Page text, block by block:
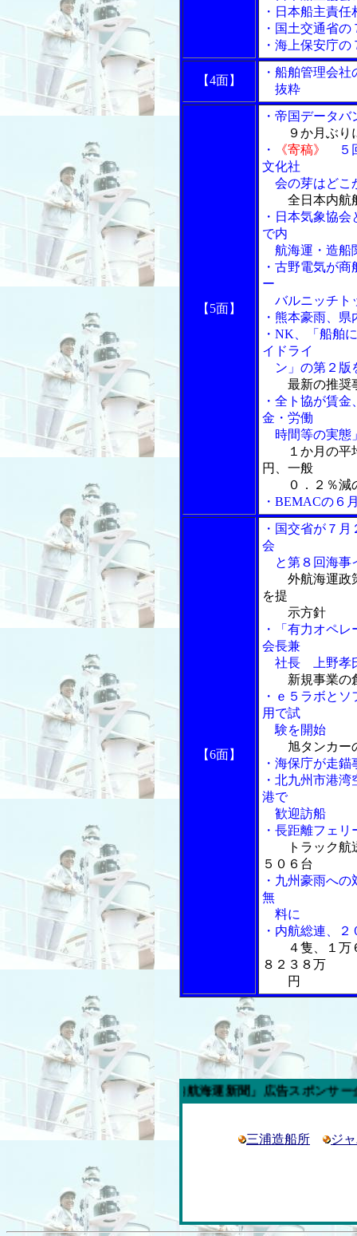
・日本船主責
・国土交通省
・海上保安庁
【4面】
・船舶管理会
抜粋
【5面】
・帝国データ
９か月ぶ
・
《寄稿》
５
文化社
会の芽はどこ
全日本内
・日本気象協
で内
航海運・造船
・古野電気が
ー
バルニッチト
・熊本豪雨、
・NK、「船舶
イドライ
ン」の第２版
最新の推奨事
・全ト協が賃
金・労働
時間等の実態
１か月の
円、一般
０．２％減
・BEMACの６
【6面】
・国交省が７
会
と第８回海事
外航海運政
を提
示方針
・「有力オペ
会長兼
社長 上野孝
新規事業の
・ｅ５ラボと
用で試
験を開始
旭タンカー
・海保庁が走
・北九州市港
港で
歓迎訪船
・長距離フェ
トラック
５０６台
・九州豪雨へ
無
料に
・内航総連、
４隻、１万
８２３８万
円
今週の「内航海運新聞」広告スポンサー企業
三浦造船所 ジ